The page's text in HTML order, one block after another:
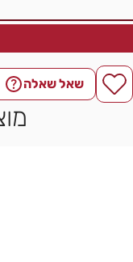
שאל שאלה